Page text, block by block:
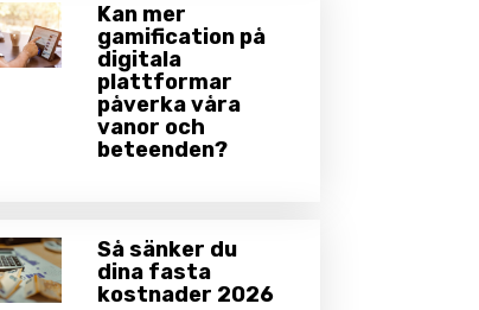
Kan mer
gamification på
digitala
plattformar
påverka våra
vanor och
beteenden?
Så sänker du
dina fasta
kostnader 2026